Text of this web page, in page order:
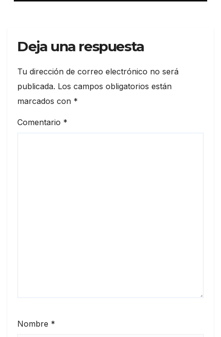
Deja una respuesta
Tu dirección de correo electrónico no será
publicada. Los campos obligatorios están
marcados con *
Comentario *
Nombre *